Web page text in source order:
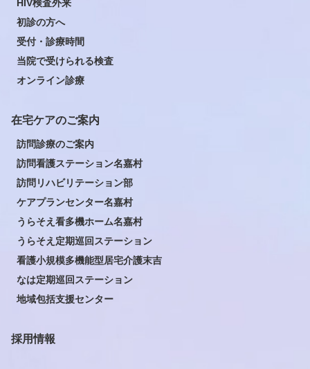
HIV検査外来
初診の方へ
受付・診療時間
当院で受けられる検査
オンライン診療
在宅ケアのご案内
訪問診療のご案内
訪問看護ステーション名嘉村
訪問リハビリテーション部
ケアプランセンター名嘉村
うらそえ看多機ホーム名嘉村
うらそえ定期巡回ステーション
看護小規模多機能型居宅介護末吉
なは定期巡回ステーション
地域包括支援センター
採用情報